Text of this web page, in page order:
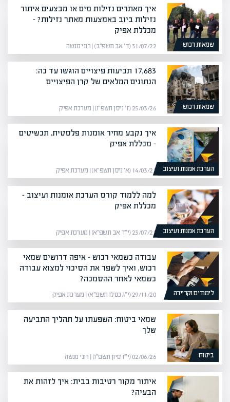
שמאות רכוש
איך מאתרים נזילות מים או מבצעים איתור
נזילות ביוב באמצעות מאתר נזילות? –
מכללת אפיק
31/07/22 (ד׳ אב תשפ״ב) | רוני מנשה
שמאות רכוש
17,683 תביעות פיצויים הוגשו עד כה:
הנתונים המלאים של קרן הפיצויים
25/03/26 (ז׳ ניסן תשפ״ו) | מערכת אפיק
הערכת אמנות ועיצוב
איך נקבע מחיר אומנות פלסטית, תכשיטים
– מכללת אפיק
14/03/21 (א׳ ניסן תשפ״א) | מערכת אפיק
הערכת אמנות ועיצוב
למה ללמוד קורס הערכת אומנות ועיצוב –
מכללת אפיק
23/07/21 (י״ד אב תשפ״א) | מערכת אפיק
לימודים וקריירה
עבודה כשמאי רכוש – איפה דרושים שמאי
רכוש, ואיך לשפר את הסיכוי למצוא עבודה
כשמאי לאחר ההסמכה?
29/11/20 (י״ג כסלו תשפ״א) | מערכת אפיק
ביטוח
שמאי ביטוח: השפעתו על תהליך התביעה
שלך
02/06/26 (י״ז סיון תשפ״ו) | רוני מנשה
איתור מקור רטיבות בבית: איך לזהות את
הבעיה?